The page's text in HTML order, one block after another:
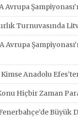
Avrupa
Turnuvasında
Avrupa
Anadolu
Hiçbir Zaman
Büyük